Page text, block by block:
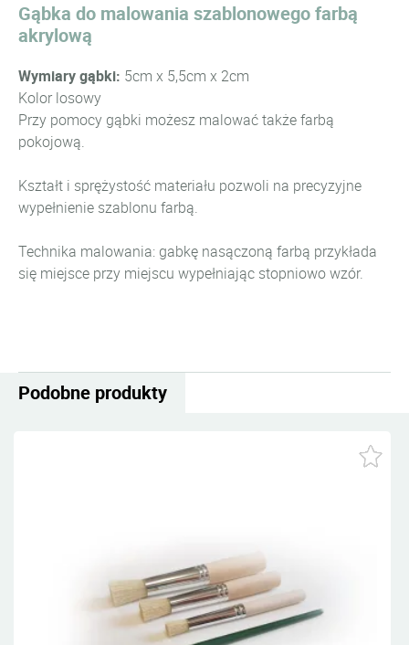
Gąbka do malowania szablonowego farbą
akrylową
Wymiary gąbki: 5cm x 5,5cm x 2cm
Kolor losowy
Przy pomocy gąbki możesz malować także farbą
pokojową.
Kształt i sprężystość materiału pozwoli na precyzyjne
wypełnienie szablonu farbą.
Technika malowania: gabkę nasączoną farbą przykłada
się miejsce przy miejscu wypełniając stopniowo wzór.
Podobne produkty